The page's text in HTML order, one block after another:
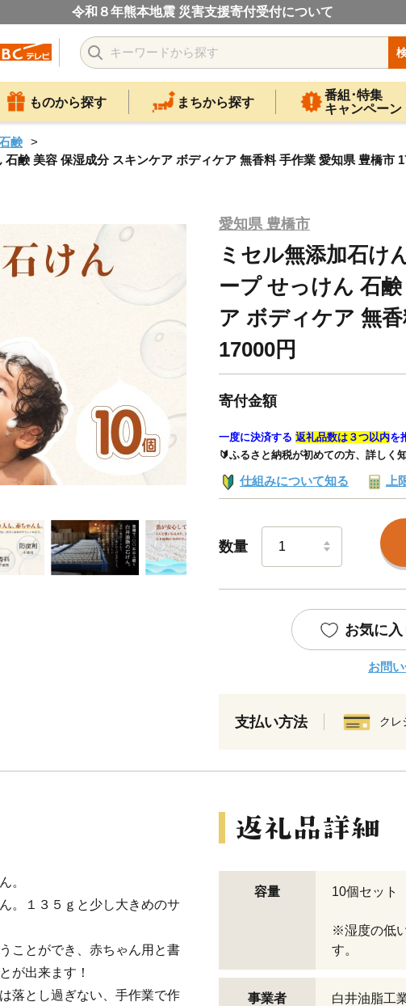
令和８年熊本地震 災害支援寄付受付について
ものから探す まちから探す
番組･特集
キャンペーン
鹸
鹸 美容 保湿成分 スキンケア ボディケア 無香料 手作業 愛知県 豊橋市
愛知県 豊橋市
ミセル無添加石け
ープ せっけん 石
ア ボディケア 無
17000円
寄付金額
一度に決済する 返礼品数は３つ以内を
🔰ふるさと納税が初めての方、詳しく
仕組みについて知る 上
数量
お気に
お問
支払い方法 クレ
。
。１３５ｇと少し大きめのサ
ことができ、赤ちゃん用と書
が出来ます！
落とし過ぎない、手作業で作
容量 10個セット
※湿度の低
す。
事業者 白井油脂工